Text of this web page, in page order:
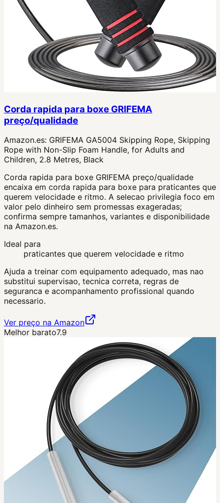
Corda rapida para boxe GRIFEMA
preço/qualidade
Amazon.es: GRIFEMA GA5004 Skipping Rope, Skipping
Rope with Non-Slip Foam Handle, for Adults and
Children, 2.8 Metres, Black
Corda rapida para boxe GRIFEMA preço/qualidade
encaixa em corda rapida para boxe para praticantes que
querem velocidade e ritmo. A selecao privilegia foco em
valor pelo dinheiro sem promessas exageradas;
confirma sempre tamanhos, variantes e disponibilidade
na Amazon.es.
Ideal para
praticantes que querem velocidade e ritmo
Ajuda a treinar com equipamento adequado, mas nao
substitui supervisao, tecnica correta, regras de
seguranca e acompanhamento profissional quando
necessario.
Ver preço na Amazon
Melhor barato7.9